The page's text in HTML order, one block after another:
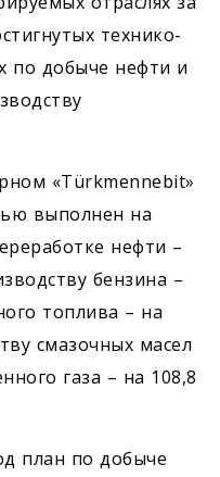
технико-
по добыче нефти и
«Türkmennebit»
выполнен на
нефти –
бензина –
топлива – на
смазочных масел
газа – на 108,8
план по добыче